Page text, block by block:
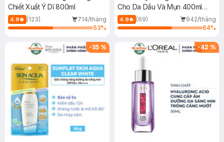
Chiết Xuất Ý Dĩ 800ml
4.9 (123)
714/tháng
53%
Cho Da Dầu Và Mụn 400ml
(Mới)
4.9 (69)
942/tháng
64%
-35 % -42 %